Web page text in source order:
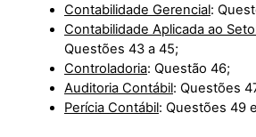
Contabilidade Gerencial:
Contabilidade Aplicada ao
Questões 43 a 45;
Controladoria: Questão 46;
Auditoria Contábil: Questões
Perícia Contábil: Questões 49